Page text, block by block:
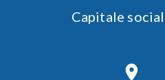
Capitale